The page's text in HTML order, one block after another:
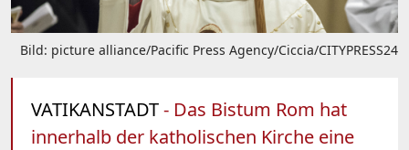
Bild: picture alliance/Pacific Press Agency/Ciccia/CITYPRESS24
VATIKANSTADT- Das Bistum Rom hat
innerhalb der katholischen Kirche eine